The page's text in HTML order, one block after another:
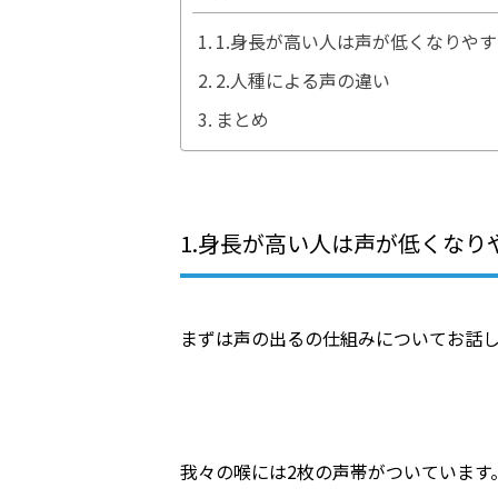
1.身長が高い人は声が低くなりや
2.人種による声の違い
まとめ
1.身長が高い人は声が低くなり
まずは声の出るの仕組みについてお話し
我々の喉には2枚の声帯がついています。